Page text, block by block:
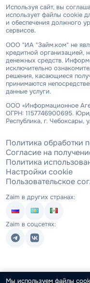
Используя сайт, вы
использует файлы cookie
и обеспечения должного
сервисов.
ООО "ИА "Займ.ком" не
кредитной организацией,
денежных средств.
исключительно
решения, касающиеся
принимаются
данные услуги.
ООО «Информационное
ОГРН: 1157746900695.
Республика, г.
Политика обработки
Согласие на
Политика
Настройки cookie
Пользовательское
Zaim в других странах:
Zaim в соцсетях:
Мы используем файлы